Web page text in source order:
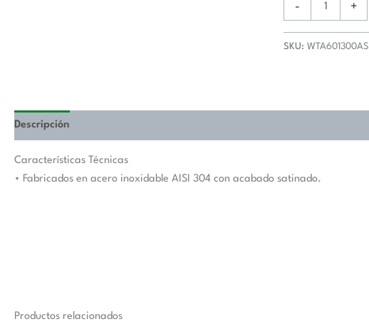
-
Longitud
De
cantidad
+
SKU:WTA601300AS
Descripción
Características Técnicas
• Fabricados en acero inoxidable AISI 304 con acabado satinado.
Productos relacionados